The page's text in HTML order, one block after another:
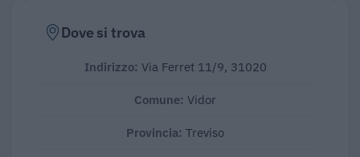
Dove si trova
Indirizzo: Via Ferret 11/9, 31020
Comune: Vidor
Provincia: Treviso